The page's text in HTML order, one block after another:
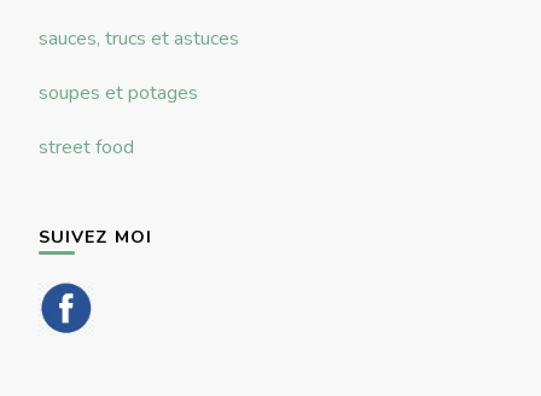
sauces, trucs et astuces
soupes et potages
street food
SUIVEZ MOI